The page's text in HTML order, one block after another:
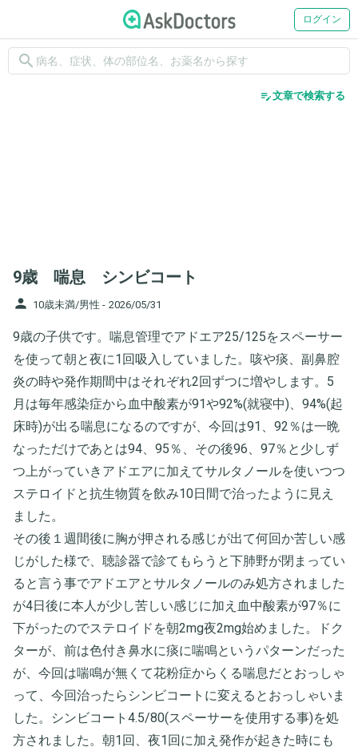
ログイン
search
edit_note文章で検索する
9歳 喘息 シンビコート
person 10歳未満/男性 - 2026/05/31
9歳の子供です。喘息管理でアドエア25/125をスペーサー
を使って朝と夜に1回吸入していました。咳や痰、副鼻腔
炎の時や発作期間中はそれぞれ2回ずつに増やします。5
月は毎年感染症から血中酸素が91や92%(就寝中)、94%(起
床時)が出る喘息になるのですが、今回は91、92％は一晩
なっただけであとは94、95％、その後96、97％と少しず
つ上がっていきアドエアに加えてサルタノールを使いつつ
ステロイドと抗生物質を飲み10日間で治ったように見え
ました。
その後１週間後に胸が押される感じが出て何回か苦しい感
じがした様で、聴診器で診てもらうと下肺野が閉まってい
ると言う事でアドエアとサルタノールのみ処方されました
が4日後に本人が少し苦しい感じに加え血中酸素が97％に
下がったのでステロイドを朝2mg夜2mg始めました。ドク
ターが、前は色付き鼻水に痰に喘鳴というパターンだった
が、今回は喘鳴が無くて花粉症からくる喘息だとおっしゃ
って、今回治ったらシンビコートに変えるとおっしゃいま
した。シンビコート4.5/80(スペーサーを使用する事)を処
方されました。朝1回、夜1回に加え発作が起きた時にも